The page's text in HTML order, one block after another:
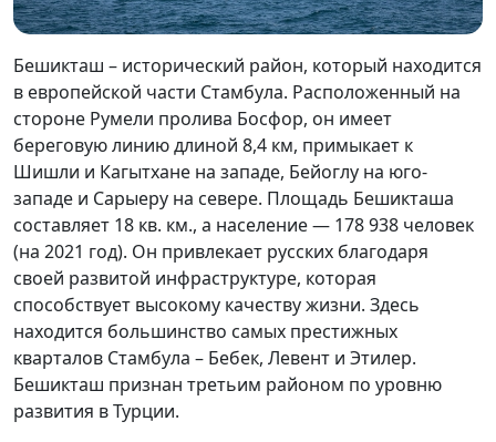
Бешикташ – исторический район, который находится
в европейской части Стамбула. Расположенный на
стороне Румели пролива Босфор, он имеет
береговую линию длиной 8,4 км, примыкает к
Шишли и Кагытхане на западе, Бейоглу на юго-
западе и Сарыеру на севере. Площадь Бешикташа
составляет 18 кв. км., а население — 178 938 человек
(на 2021 год). Он привлекает русских благодаря
своей развитой инфраструктуре, которая
способствует высокому качеству жизни. Здесь
находится большинство самых престижных
кварталов Стамбула – Бебек, Левент и Этилер.
Бешикташ признан третьим районом по уровню
развития в Турции.